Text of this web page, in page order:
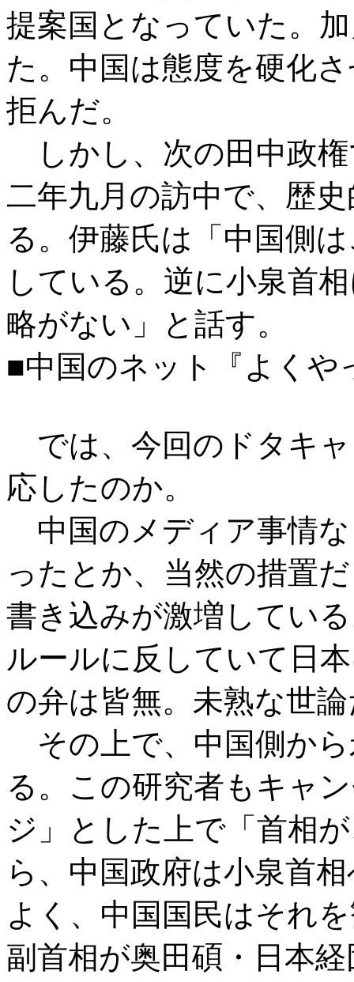
提案国となっていた。
た。中国は態度を硬化
拒んだ。
しかし、次の田中政権
二年九月の訪中で、歴
る。伊藤氏は「中国側
している。逆に小泉首
略がない」と話す。
■中国のネット『よくや
では、今回のドタキ
応したのか。
中国のメディア事情
ったとか、当然の措置
書き込みが激増してい
ルールに反していて日
の弁は皆無。未熟な世
その上で、中国側か
る。この研究者もキャ
ジ」とした上で「首相
ら、中国政府は小泉首
よく、中国国民はそれ
副首相が奥田碩・日本